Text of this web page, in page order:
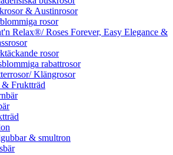
& Austinrosor
rosor
Relax®/ Roses Forever, Easy Elegance &
rosor
rabattrosor
Klängrosor
& Fruktträd
& smultron